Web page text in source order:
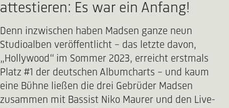
attestieren: Es war ein Anfang!
Denn inzwischen haben Madsen ganze neun
Studioalben veröffentlicht - das letzte davon,
„Hollywood“ im Sommer 2023, erreicht erstmals
Platz #1 der deutschen Albumcharts – und kaum
eine Bühne ließen die drei Gebrüder Madsen
zusammen mit Bassist Niko Maurer und den Live-